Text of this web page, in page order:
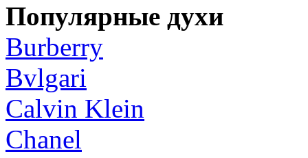
Популярные духи
Burberry
Bvlgari
Calvin Klein
Chanel